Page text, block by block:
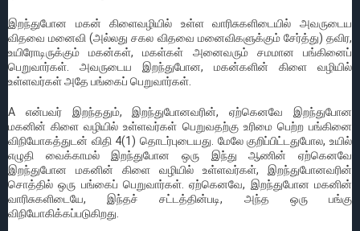
இறந்துபோன மகன் கிளைவழியில் உள்ள வாரிசுகளிடையில் அவருடைய
விதவை மனைவி (அல்லது சகல விதவை மனைவிகளுக்கும் சேர்த்து) தவிர,
உயிரோடிருக்கும் மகன்கள், மகள்கள் அனைவரும் சமமான பங்கினைப்
பெறுவார்கள். அவருடைய இறந்துபோன, மகன்களின் கிளை வழியில்
உள்ளவர்கள் அதே பங்கைப் பெறுவார்கள்.
A என்பவர் இறந்ததும், இறந்துபோனவரின், ஏற்கெனவே இறந்துபோன
மகனின் கிளை வழியில் உள்ளவர்கள் பெறுவதற்கு உரிமை பெற்ற பங்கினை
விநியோகத்துடன் விதி 4(1) தொடர்புடையது. மேலே குறிப்பிட்டதுபோல, உயில்
எழுதி வைக்காமல் இறந்துபோன ஒரு இந்து ஆணின் ஏற்கெனவே
இறந்துபோன மகனின் கிளை வழியில் உள்ளவர்கள், இறந்துபோனவரின்
சொத்தில் ஒரு பங்கைப் பெறுவார்கள். ஏற்கெனவே, இறந்துபோன மகனின்
வாரிசுகளிடையே, இந்தச் சட்டத்தின்படி, அந்த ஒரு பங்கு
விநியோகிக்கப்படுகிறது.